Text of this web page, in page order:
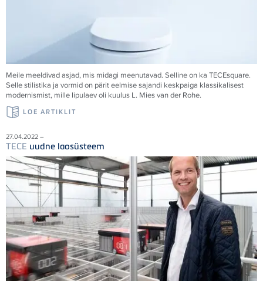
Meile meeldivad asjad, mis midagi meenutavad. Selline on ka TECEsquare.
Selle stilistika ja vormid on pärit eelmise sajandi keskpaiga klassikalisest
modernismist, mille lipulaev oli kuulus L. Mies van der Rohe.
LOE ARTIKLIT
27.04.2022 –
TECE uudne laosüsteem